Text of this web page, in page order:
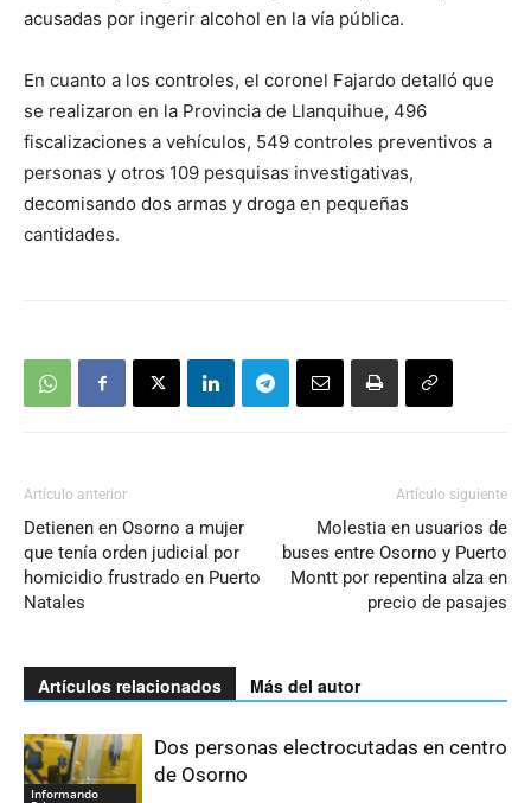
acusadas por ingerir alcohol en la vía pública.
En cuanto a los controles, el coronel Fajardo detalló que
se realizaron en la Provincia de Llanquihue, 496
fiscalizaciones a vehículos, 549 controles preventivos a
personas y otros 109 pesquisas investigativas,
decomisando dos armas y droga en pequeñas
cantidades.
Artículo anterior
Detienen en Osorno a mujer
que tenía orden judicial por
homicidio frustrado en Puerto
Natales
Artículo siguiente
Molestia en usuarios de
buses entre Osorno y Puerto
Montt por repentina alza en
precio de pasajes
Artículos relacionados Más del autor
Informando
Dos personas electrocutadas en centro
de Osorno